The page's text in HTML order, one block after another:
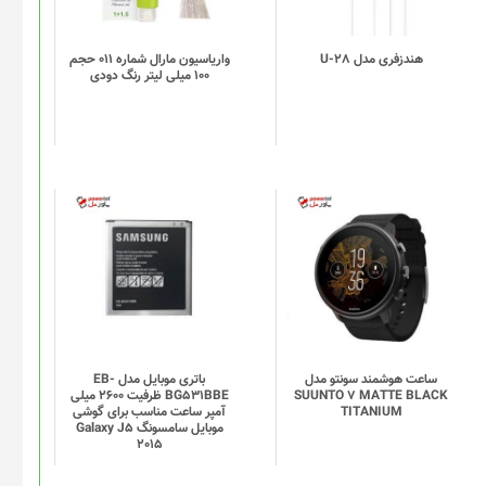
هندزفری مدل U-28
واریاسیون مارال شماره 011 حجم
100 میلی لیتر رنگ دودی
ساعت هوشمند سونتو مدل
SUUNTO 7 MATTE BLACK
TITANIUM
باتری موبایل مدل EB-
BG531BBE ظرفیت 2600 میلی
آمپر ساعت مناسب برای گوشی
موبایل سامسونگ Galaxy J5
2015